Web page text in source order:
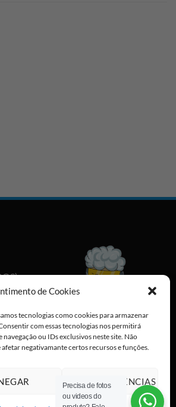
de Cookies
tecnologias como cookies para armazenar
com essas tecnologias nos permitirá
ou IDs exclusivos neste site. Não
negativamante certos recursos e funções.
VER PREFERÊNCIAS
Precisa de fotos
ou videos do